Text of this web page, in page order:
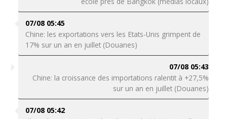
07/08 05:45
Chine: les exportations vers les Etats-Unis grimpent de
17% sur un an en juillet (Douanes)
07/08 05:43
Chine: la croissance des importations ralentit à +27,5%
sur un an en juillet (Douanes)
07/08 05:42